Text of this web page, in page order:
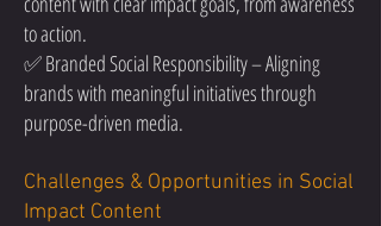
to action.
✅ Branded Social Responsibility – Aligning
brands with meaningful initiatives through
purpose-driven media.
Challenges & Opportunities in Social
Impact Content